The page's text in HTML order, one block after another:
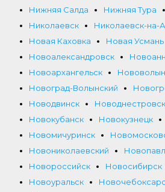
Нижняя Салда
Нижняя Тура
Николаевск
Николаевск-на-
Новая Каховка
Новая Усмань
Новоалександровск
Новоархангельск
Новоград-Волынский
Новодвинск
Новоднестровск
Новокубанск
Новокузнецк
Новомичуринск
Новониколаевский
Новороссийск
Новосибирск
Новоуральск